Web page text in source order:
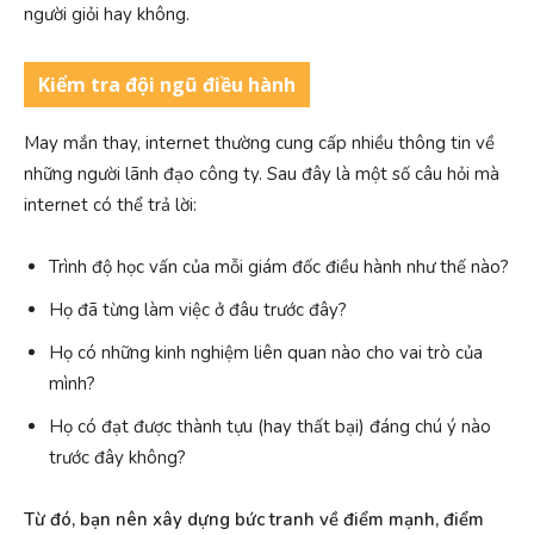
người giỏi hay không.
Kiểm tra đội ngũ điều hành
May mắn thay, internet thường cung cấp nhiều thông tin về
những người lãnh đạo công ty. Sau đây là một số câu hỏi mà
internet có thể trả lời:
Trình độ học vấn của mỗi giám đốc điều hành như thế nào?
Họ đã từng làm việc ở đâu trước đây?
Họ có những kinh nghiệm liên quan nào cho vai trò của
mình?
Họ có đạt được thành tựu (hay thất bại) đáng chú ý nào
trước đây không?
Từ đó, bạn nên xây dựng bức tranh về điểm mạnh, điểm